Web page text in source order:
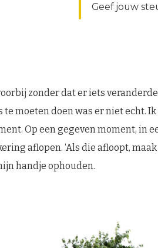
Geef jouw
zonder dat er iets
te moeten doen was er niet echt.
Op een gegeven moment, in
aflopen. ‘Als die afloopt,
handje ophouden.